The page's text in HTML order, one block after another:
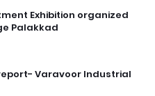
Exhibition organized
Palakkad
Varavoor Industrial